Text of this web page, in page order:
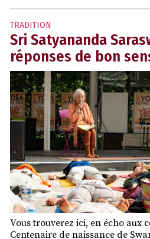
TRADITION
Sri Satyananda
réponses de bon
Vous trouverez ici, en écho aux
Centenaire de naissance de